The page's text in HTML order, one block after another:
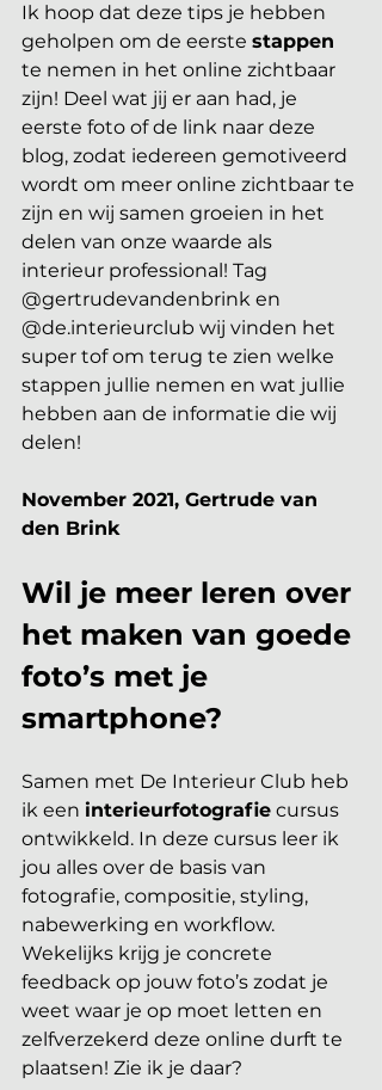
Ik hoop dat deze tips je hebben
geholpen om de eerste stappen
te nemen in het online zichtbaar
zijn! Deel wat jij er aan had, je
eerste foto of de link naar deze
blog, zodat iedereen gemotiveerd
wordt om meer online zichtbaar te
zijn en wij samen groeien in het
delen van onze waarde als
interieur professional! Tag
@gertrudevandenbrink en
@de.interieurclub wij vinden het
super tof om terug te zien welke
stappen jullie nemen en wat jullie
hebben aan de informatie die wij
delen!
November 2021, Gertrude van
den Brink
Wil je meer leren over
het maken van goede
foto’s met je
smartphone?
Samen met De Interieur Club heb
ik een interieurfotografie cursus
ontwikkeld. In deze cursus leer ik
jou alles over de basis van
fotografie, compositie, styling,
nabewerking en workflow.
Wekelijks krijg je concrete
feedback op jouw foto’s zodat je
weet waar je op moet letten en
zelfverzekerd deze online durft te
plaatsen! Zie ik je daar?